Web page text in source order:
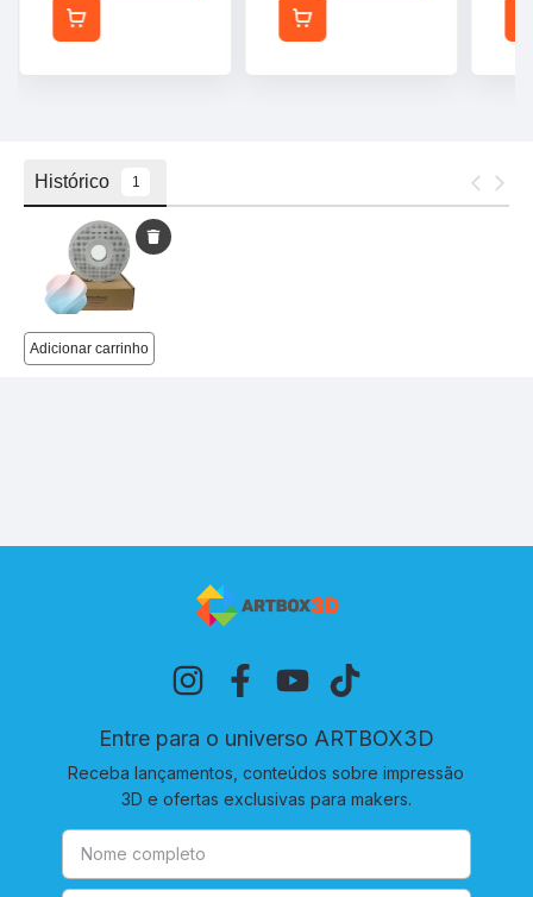
Entre para o universo ARTBOX3D
Receba lançamentos, conteúdos sobre impressão
3D e ofertas exclusivas para makers.